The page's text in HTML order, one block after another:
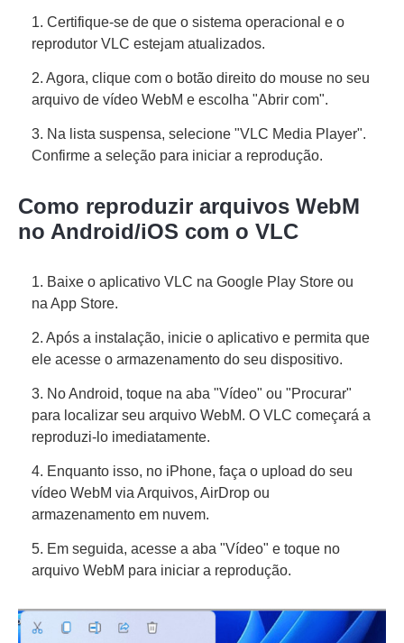
Etapa 3.
1. Certifique-se de que o sistema operacional e o
reprodutor VLC estejam atualizados.
2. Agora, clique com o botão direito do mouse no seu
arquivo de vídeo WebM e escolha "Abrir com".
3. Na lista suspensa, selecione "VLC Media Player".
Confirme a seleção para iniciar a reprodução.
Como reproduzir arquivos WebM
no Android/iOS com o VLC
1. Baixe o aplicativo VLC na Google Play Store ou
na App Store.
2. Após a instalação, inicie o aplicativo e permita que
ele acesse o armazenamento do seu dispositivo.
3. No Android, toque na aba "Vídeo" ou "Procurar"
para localizar seu arquivo WebM. O VLC começará a
reproduzi-lo imediatamente.
4. Enquanto isso, no iPhone, faça o upload do seu
vídeo WebM via Arquivos, AirDrop ou
armazenamento em nuvem.
5. Em seguida, acesse a aba "Vídeo" e toque no
arquivo WebM para iniciar a reprodução.